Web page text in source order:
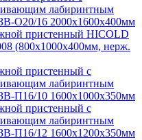
лабиринтным
О20/16 2000х1600х400мм
пристенный HICOLD
(800х1000х400мм, нерж.
пристенный с
лабиринтным
П16/10 1600х1000х350мм
пристенный с
лабиринтным
П16/12 1600х1200х350мм